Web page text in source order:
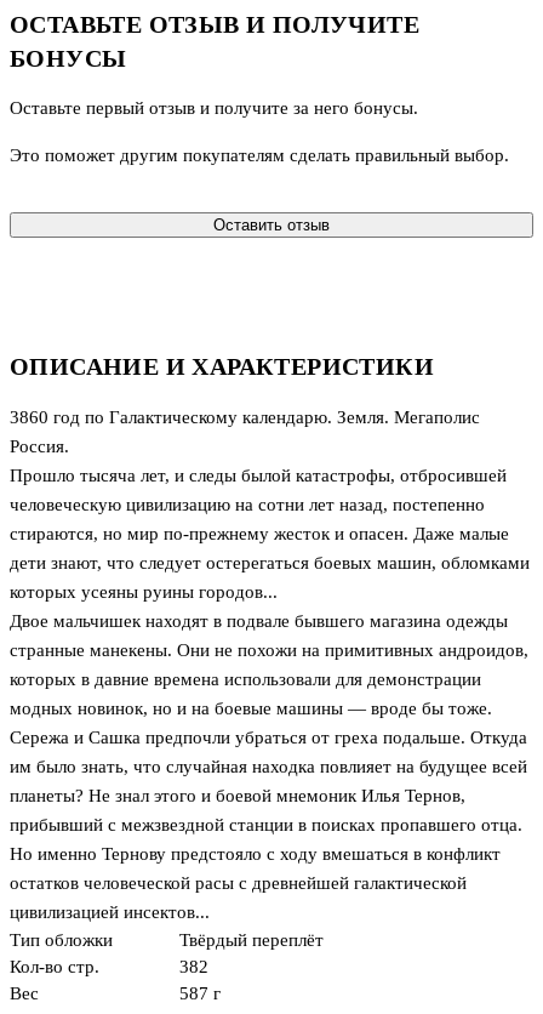
ОПИСАНИЕ И ХАРАКТЕРИСТИКИ
3860 год по Галактическому календарю. Земля. Мегаполис
Россия.
Прошло тысяча лет, и следы былой катастрофы, отбросившей
человеческую цивилизацию на сотни лет назад, постепенно
стираются, но мир по-прежнему жесток и опасен. Даже малые
дети знают, что следует остерегаться боевых машин, обломками
которых усеяны руины городов...
Двое мальчишек находят в подвале бывшего магазина одежды
странные манекены. Они не похожи на примитивных андроидов,
которых в давние времена использовали для демонстрации
модных новинок, но и на боевые машины — вроде бы тоже.
Сережа и Сашка предпочли убраться от греха подальше. Откуда
им было знать, что случайная находка повлияет на будущее всей
планеты? Не знал этого и боевой мнемоник Илья Тернов,
прибывший с межзвездной станции в поисках пропавшего отца.
Но именно Тернову предстояло с ходу вмешаться в конфликт
остатков человеческой расы с древнейшей галактической
цивилизацией инсектов...
Тип обложки
Твёрдый переплёт
Кол-во стр.
382
Вес
587 г
ОСТАВЬТЕ ОТЗЫВ И ПОЛУЧИТЕ
БОНУСЫ
Оставьте первый отзыв и получите за него бонусы.
Это поможет другим покупателям сделать правильный выбор.
Оставить отзыв